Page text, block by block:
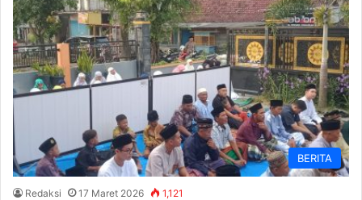
BERITA
Redaksi 17 Maret 2026 1,121